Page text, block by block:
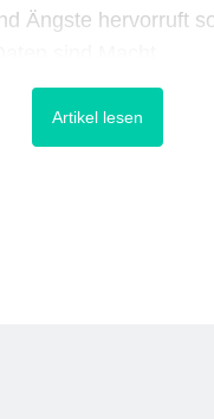
Ängste hervorruft
Artikel lesen